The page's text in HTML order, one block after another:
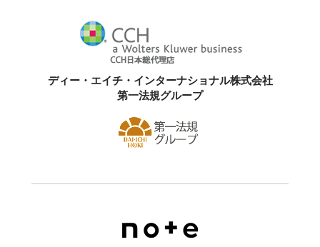
ディー・エイチ・インターナショナル株式会社
第一法規グループ